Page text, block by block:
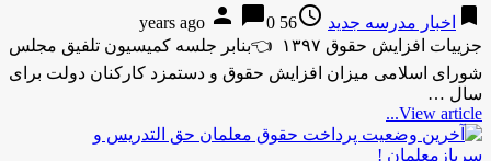
bookmark اخبار مدرسه جدید access_time
56 years ago
person chat_bubble0
جزییات افزایش حقوق ۱۳۹۷ 👈بنابر جلسه کمیسیون تلفیق مجلس
شورای اسلامی میزان افزایش حقوق و دستمزد کارکنان دولت برای
سال …
View article...